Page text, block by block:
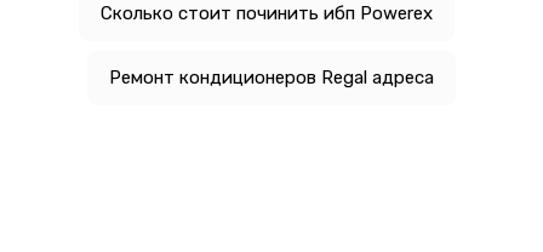
Сколько стоит починить ибп Powerex
Ремонт кондиционеров Regal адреса